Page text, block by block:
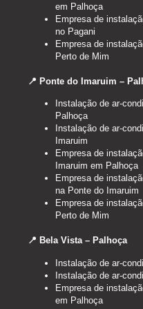
em Palhoça
Empresa de
no Pagani
Empresa de
Perto de Mim
📍 Ponte do Imaruim –
Instalação de ar-
Palhoça
Instalação de ar-
Imaruim
Empresa de
Imaruim em Palhoça
Empresa de
na Ponte do Imaruim
Empresa de
Perto de Mim
📍 Bela Vista – Palhoça
Instalação de ar-
Instalação de ar-
Empresa de
em Palhoça